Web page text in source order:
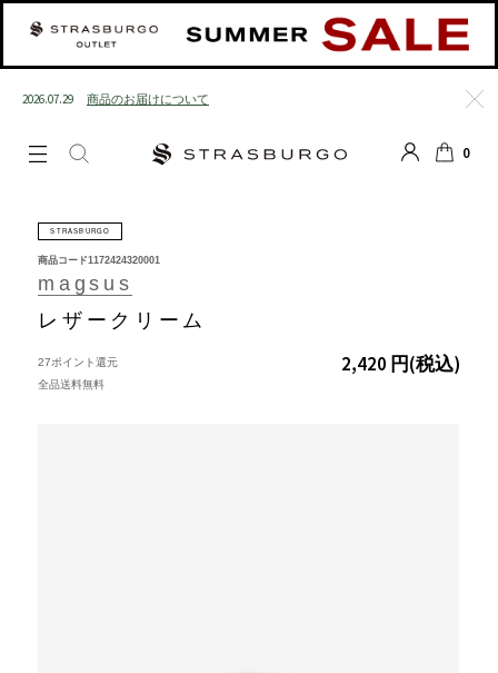
2026.07.29 商品のお届けについて
0
STRASBURGO
magsus
レザークリーム
商品コード1172424320001
2,420 円(税込)
27ポイント還元
全品送料無料